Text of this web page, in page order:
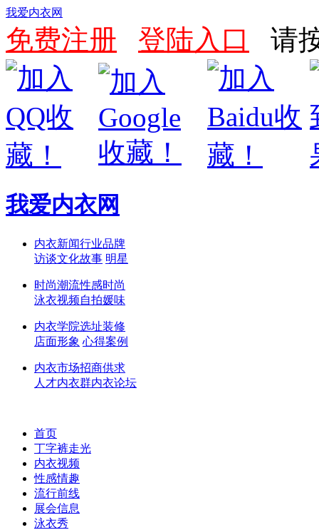
我爱内衣网
免费注册 登陆入口 请
我爱内衣网
内衣新闻行业品牌
访谈文化故事 明星
时尚潮流性感时尚
泳衣视频自拍媛味
内衣学院选址装修
店面形象 心得案例
内衣市场招商供求
人才内衣群内衣论坛
首页
丁字裤走光
内衣视频
性感情趣
流行前线
展会信息
泳衣秀